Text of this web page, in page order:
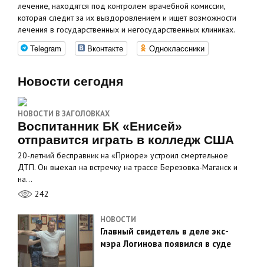
лечение, находятся под контролем врачебной комиссии,
которая следит за их выздоровлением и ищет возможности
лечения в государственных и негосударственных клиниках.
Telegram Вконтакте Одноклассники
Новости сегодня
НОВОСТИ В ЗАГОЛОВКАХ
Воспитанник БК «Енисей»
отправится играть в колледж США
20-летний бесправник на «Приоре» устроил смертельное
ДТП. Он выехал на встречку на трассе Березовка-Маганск и
на…
242
НОВОСТИ
Главный свидетель в деле экс-
мэра Логинова появился в суде